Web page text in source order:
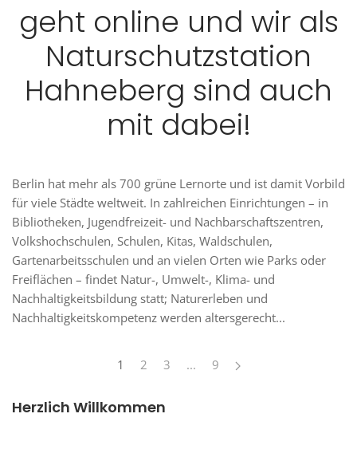
geht online und wir als
Naturschutzstation
Hahneberg sind auch
mit dabei!
Berlin hat mehr als 700 grüne Lernorte und ist damit Vorbild
für viele Städte weltweit. In zahlreichen Einrichtungen – in
Bibliotheken, Jugendfreizeit- und Nachbarschaftszentren,
Volkshochschulen, Schulen, Kitas, Waldschulen,
Gartenarbeitsschulen und an vielen Orten wie Parks oder
Freiflächen – findet Natur-, Umwelt-, Klima- und
Nachhaltigkeitsbildung statt; Naturerleben und
Nachhaltigkeitskompetenz werden altersgerecht...
1 2 3 ... 9
Herzlich Willkommen